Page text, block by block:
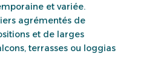
et variée.
agrémentés de
et de larges
terrasses ou loggias